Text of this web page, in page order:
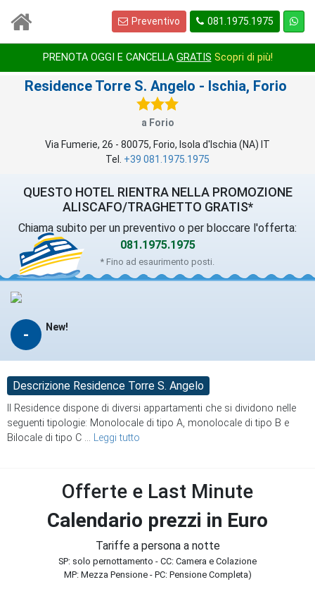
Preventivo 081.1975.1975
PRENOTA OGGI E CANCELLA GRATIS Scopri di più!
1/1
Residence Torre S. Angelo - Ischia, Forio
a Forio
Via Fumerie, 26 - 80075, Forio, Isola d'Ischia (NA) IT
Tel. +39 081.1975.1975
QUESTO HOTEL RIENTRA NELLA PROMOZIONE
ALISCAFO/TRAGHETTO GRATIS*
Chiama subito per un preventivo o per bloccare l'offerta:
081.1975.1975
* Fino ad esaurimento posti.
- New!
Descrizione Residence Torre S. Angelo
Il Residence dispone di diversi appartamenti che si dividono nelle
seguenti tipologie: Monolocale di tipo A, monolocale di tipo B e
Bilocale di tipo C ... Leggi tutto
Offerte e Last Minute
Calendario prezzi in Euro
Tariffe a persona a notte
SP: solo pernottamento - CC: Camera e Colazione
MP: Mezza Pensione - PC: Pensione Completa)